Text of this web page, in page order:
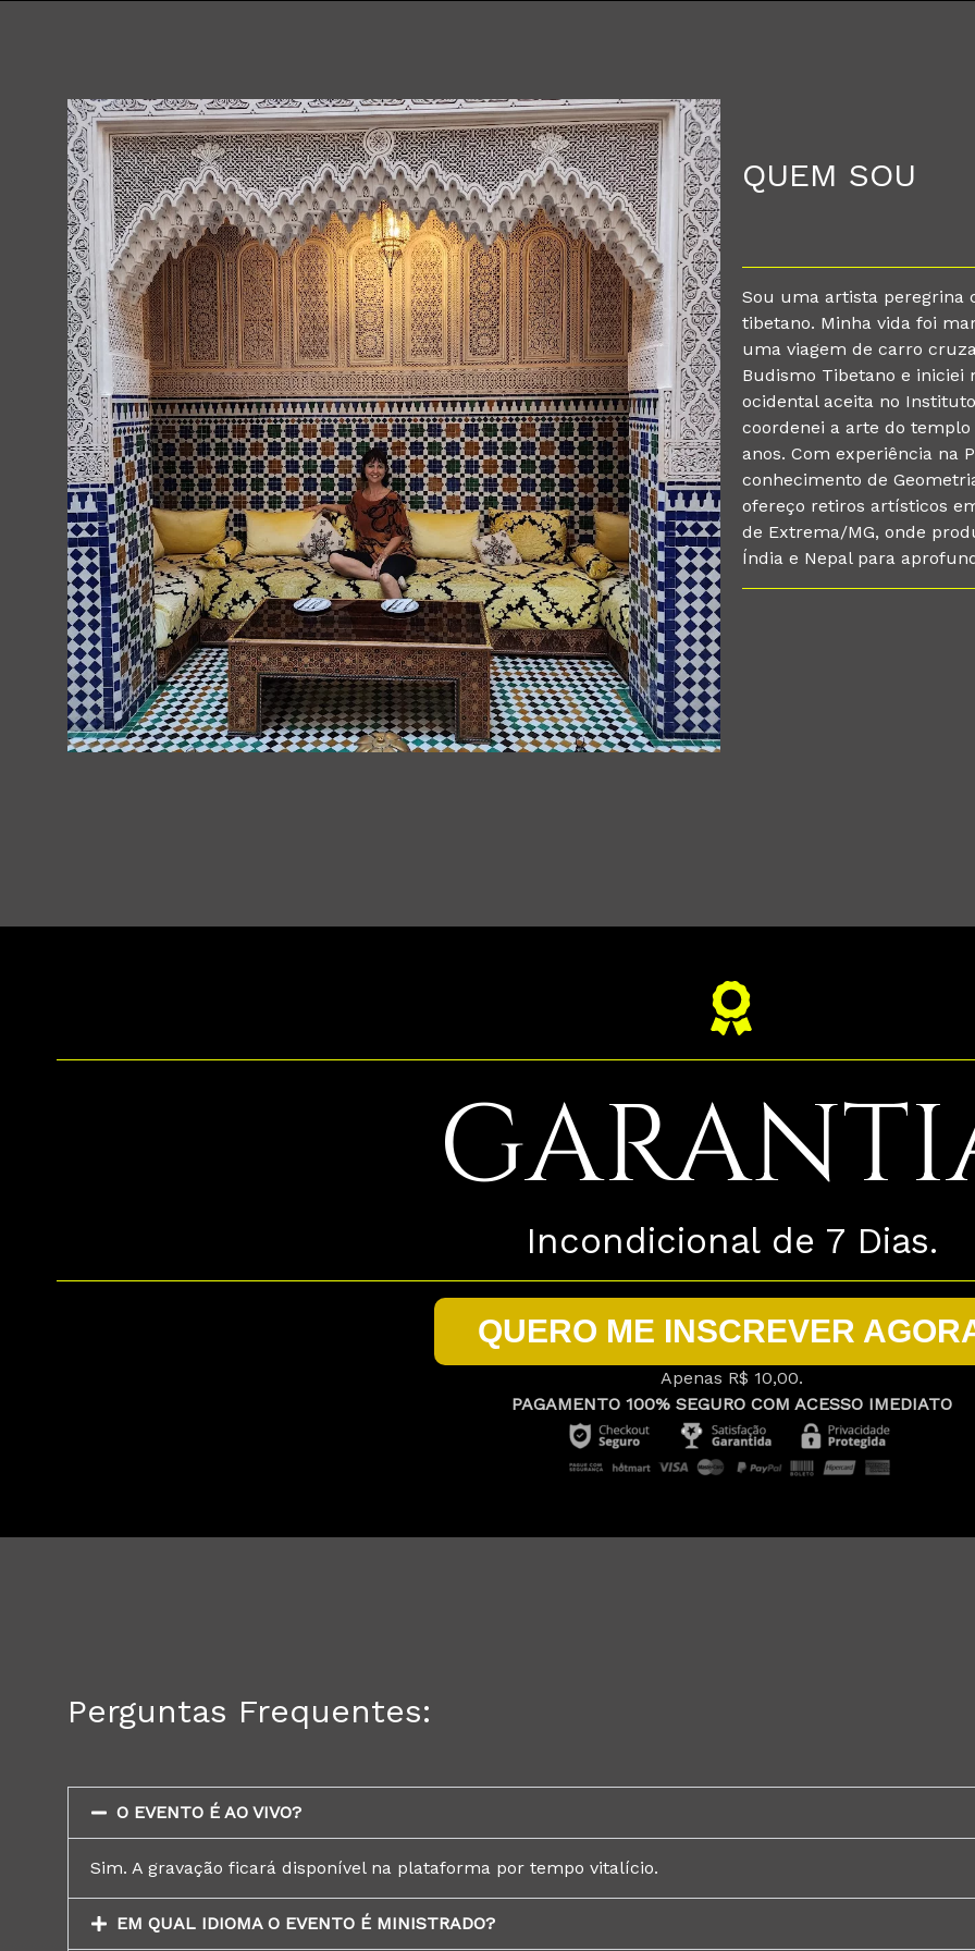
QUEM SOU
Sou uma artista peregrina
tibetano. Minha vida foi
uma viagem de carro
Budismo Tibetano e iniciei
ocidental aceita no
coordenei a arte do
anos. Com experiência na
conhecimento de
ofereço retiros artísticos
de Extrema/MG, onde
Índia e Nepal para
Incondicional de 7 Dias.
QUERO ME INSCREVER
Apenas R$ 10,00.
PAGAMENTO 100% SEGURO COM ACESSO IMEDIATO
Perguntas Frequentes:
O EVENTO É AO VIVO?
Sim. A gravação ficará disponível na plataforma por tempo vitalício.
EM QUAL IDIOMA O EVENTO É MINISTRADO?